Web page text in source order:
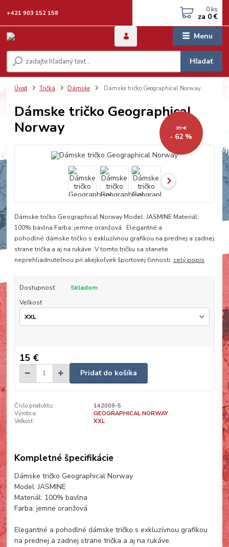
Menu
Hľadať
+421 903 152 158 0 ks
za 0 €
Úvod Tričká Dámske Dámske tričko Geographical Norway
Dámske tričko Geographical
Norway
39 €
- 62 %
Dámske tričko Geographical Norway Model: JASMINE Materiál:
100% bavlna Farba: jemne oranžová Elegantné a
pohodlné dámske tričko s exkluzívnou grafikou na prednej a zadnej
strane trička a aj na rukáve. V tomto tričku sa stanete
neprehliadnuteľnou pri akejkoľvek športovej činnosti. celý popis
Dostupnosť
Skladom
Veľkosť
15 €
Pridať do košíka
Číslo produktu:
142009-5
Výrobca:
GEOGRAPHICAL NORWAY
Veľkosť:
XXL
Kompletné špecifikácie
Dámske tričko Geographical Norway
Model: JASMINE
Materiál: 100% bavlna
Farba: jemne oranžová
Elegantné a pohodlné dámske tričko s exkluzívnou grafikou
na prednej a zadnej strane trička a aj na rukáve.